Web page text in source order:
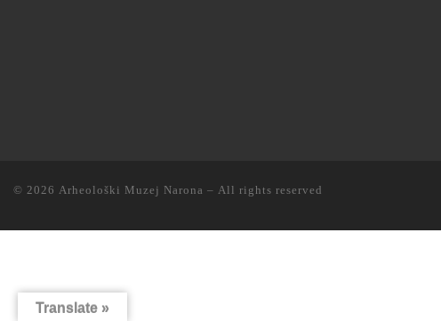
© 2026 Arheološki Muzej Narona – All rights reserved
Translate »